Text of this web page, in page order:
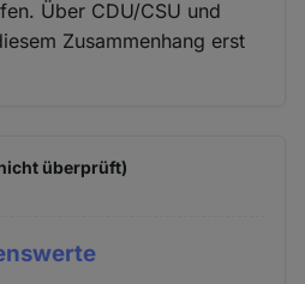
Über CDU/CSU und
Zusammenhang erst
überprüft)